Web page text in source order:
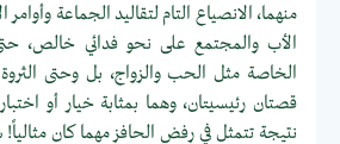
منهما، الانصياع التام لتقاليد الجماعة
الأب والمجتمع على نحو فدائي خالص،
الخاصة مثل الحب والزواج، بل وحتى
قصتان رئيسيتان، وهما بمثابة خيار أو
نتيجة تتمثل في رفض الحافز مهما كان